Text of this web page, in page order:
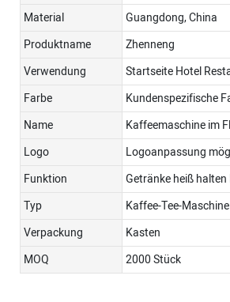
Material
Guangdong, China
Produktname
Zhenneng
Verwendung
Startseite Hotel
Farbe
Kundenspezifische
Name
Kaffeemaschine im
Logo
Logoanpassung
Funktion
Getränke heiß halten
Typ
Kaffee-Tee-Maschine
Verpackung
Kasten
MOQ
2000 Stück